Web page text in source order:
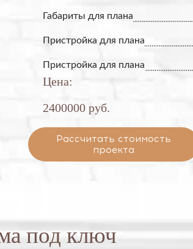
Габариты для плана
Пристройка для плана
Пристройка для плана
Цена:
2400000 руб.
Рассчитать стоимость
проекта
под ключ